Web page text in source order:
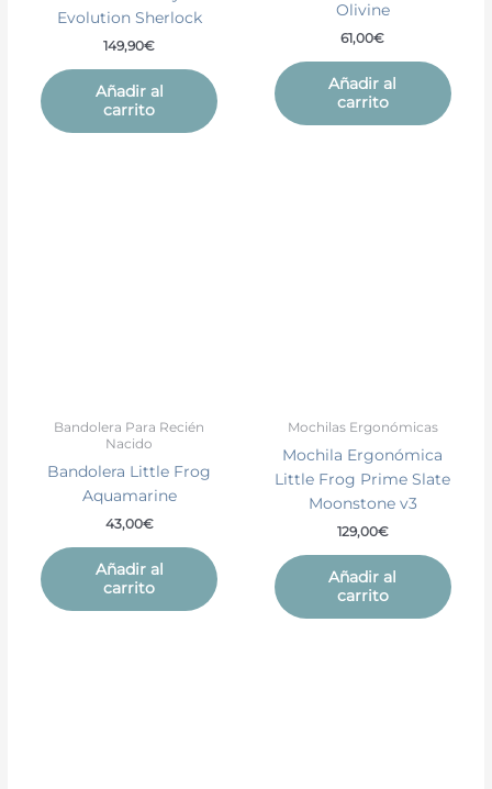
Evolution Sherlock
149,90€
Añadir al
carrito
Olivine
61,00€
Añadir al
carrito
Bandolera Para Recién
Nacido
Bandolera Little Frog
Aquamarine
43,00€
Añadir al
carrito
Mochilas Ergonómicas
Mochila Ergonómica
Little Frog Prime Slate
Moonstone v3
129,00€
Añadir al
carrito